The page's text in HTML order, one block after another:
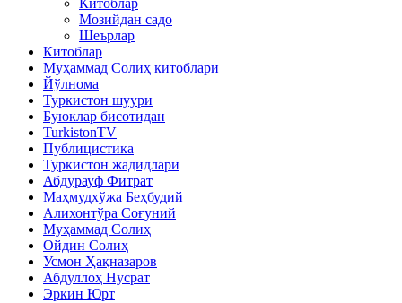
Китоблар
Мозийдан садо
Шеърлар
Китоблар
Муҳаммад Солиҳ китоблари
Йўлнома
Туркистон шуури
Буюклар бисотидан
TurkistonTV
Публицистика
Туркистон жадидлари
Абдурауф Фитрат
Маҳмудхўжа Беҳбудий
Алихонтўра Соғуний
Муҳаммад Солиҳ
Ойдин Солиҳ
Усмон Ҳақназаров
Абдуллоҳ Нусрат
Эркин Юрт